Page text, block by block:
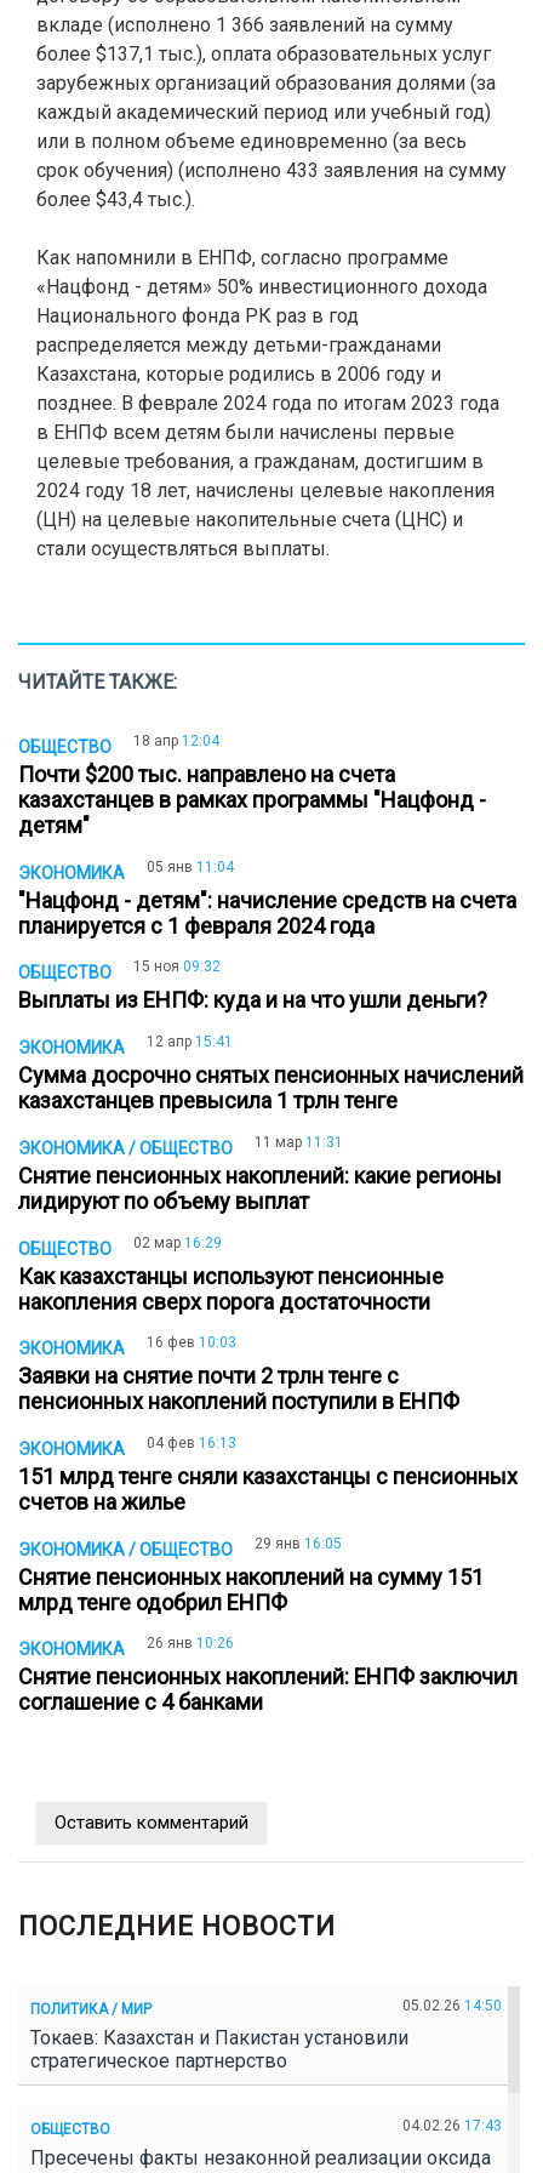
вкладе (исполнено 1 366 заявлений на сумму
более $137,1 тыс.), оплата образовательных услуг
зарубежных организаций образования долями (за
каждый академический период или учебный год)
или в полном объеме единовременно (за весь
срок обучения) (исполнено 433 заявления на сумму
более $43,4 тыс.).
Как напомнили в ЕНПФ, согласно программе
«Нацфонд - детям» 50% инвестиционного дохода
Национального фонда РК раз в год
распределяется между детьми-гражданами
Казахстана, которые родились в 2006 году и
позднее. В феврале 2024 года по итогам 2023 года
в ЕНПФ всем детям были начислены первые
целевые требования, а гражданам, достигшим в
2024 году 18 лет, начислены целевые накопления
(ЦН) на целевые накопительные счета (ЦНС) и
стали осуществляться выплаты.
ЧИТАЙТЕ ТАКЖЕ:
ОБЩЕСТВО 18 апр 12:04
Почти $200 тыс. направлено на счета
казахстанцев в рамках программы "Нацфонд -
детям"
ЭКОНОМИКА 05 янв 11:04
"Нацфонд - детям": начисление средств на счета
планируется с 1 февраля 2024 года
ОБЩЕСТВО 15 ноя 09:32
Выплаты из ЕНПФ: куда и на что ушли деньги?
ЭКОНОМИКА 12 апр 15:41
Сумма досрочно снятых пенсионных начислений
казахстанцев превысила 1 трлн тенге
ЭКОНОМИКА / ОБЩЕСТВО 11 мар 11:31
Снятие пенсионных накоплений: какие регионы
лидируют по объему выплат
ОБЩЕСТВО 02 мар 16:29
Как казахстанцы используют пенсионные
накопления сверх порога достаточности
ЭКОНОМИКА 16 фев 10:03
Заявки на снятие почти 2 трлн тенге с
пенсионных накоплений поступили в ЕНПФ
ЭКОНОМИКА 04 фев 16:13
151 млрд тенге сняли казахстанцы с пенсионных
счетов на жилье
ЭКОНОМИКА / ОБЩЕСТВО 29 янв 16:05
Снятие пенсионных накоплений на сумму 151
млрд тенге одобрил ЕНПФ
ЭКОНОМИКА 26 янв 10:26
Снятие пенсионных накоплений: ЕНПФ заключил
соглашение с 4 банками
Оставить комментарий
ПОСЛЕДНИЕ НОВОСТИ
ПОЛИТИКА / МИР 05.02.26 14:50
Токаев: Казахстан и Пакистан установили
стратегическое партнерство
ОБЩЕСТВО 04.02.26 17:43
Пресечены факты незаконной реализации оксида